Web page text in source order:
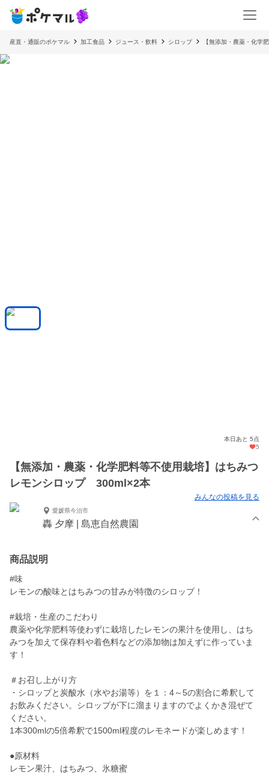
産直・通販のポケマル 加工食品 ジュース・飲料 シロップ 【無添加・農薬・化
本日あと 5点
5
【無添加・農薬・化学肥料等不使用栽培】はちみつ
レモンシロップ 300ml×2本
みんなの投稿を見る
愛媛県今治市
轟 夕摩 | 島恵自然農園
商品説明
#味
レモンの酸味とはちみつの甘みが特徴のシロップ！
#栽培・生産のこだわり
農薬や化学肥料等使わずに栽培したレモンの果汁を使用し、はち
みつを加えて保存料や着色料などの添加物は加えずに作っていま
す！
＃お召し上がり方
・シロップと炭酸水（水やお湯等）を１：4～5の割合に希釈して
お飲みください。シロップが下に溜まりますのでよくかき混ぜて
ください。
1本300mlの5倍希釈で1500ml程度のレモネードが楽しめます！
●原材料
レモン果汁、はちみつ、氷糖蜜